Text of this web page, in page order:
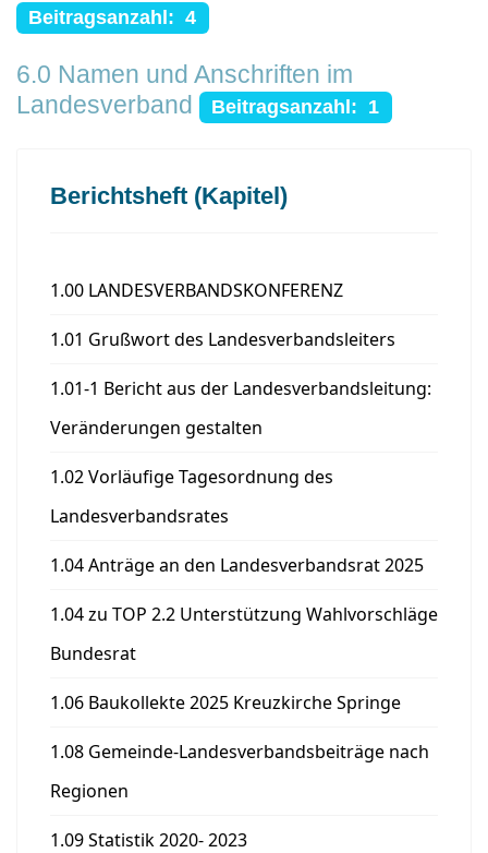
Beitragsanzahl: 4
6.0 Namen und Anschriften im
Landesverband
Beitragsanzahl: 1
Berichtsheft (Kapitel)
1.00 LANDESVERBANDSKONFERENZ
1.01 Grußwort des Landesverbandsleiters
1.01-1 Bericht aus der Landesverbandsleitung:
Veränderungen gestalten
1.02 Vorläufige Tagesordnung des
Landesverbandsrates
1.04 Anträge an den Landesverbandsrat 2025
1.04 zu TOP 2.2 Unterstützung Wahlvorschläge
Bundesrat
1.06 Baukollekte 2025 Kreuzkirche Springe
1.08 Gemeinde-Landesverbandsbeiträge nach
Regionen
1.09 Statistik 2020- 2023